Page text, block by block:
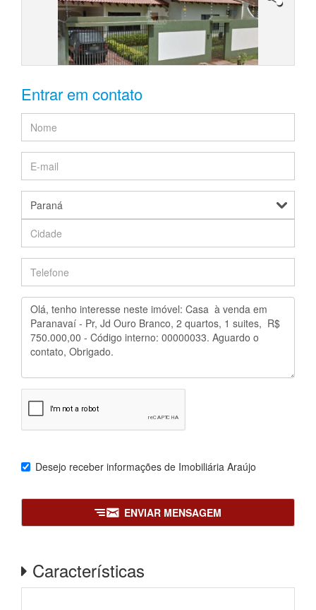
Entrar em contato
Desejo receber informações de Imobiliária Araújo
ENVIAR MENSAGEM
Características